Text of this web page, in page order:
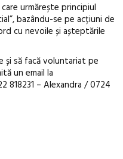
urmărește principiul
bazându-se pe acțiuni de
cu nevoile și așteptările
și să facă voluntariat pe
un email la
818231 – Alexandra / 0724